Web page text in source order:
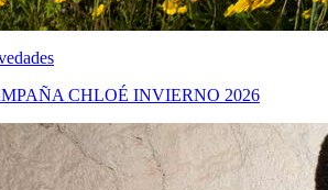
CHLOÉ INVIERNO 2026